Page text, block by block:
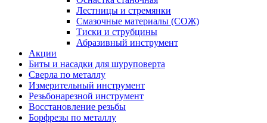
Лестницы и стремянки
Смазочные материалы (СОЖ)
Тиски и струбцины
Абразивный инструмент
Акции
Биты и насадки для шуруповерта
Сверла по металлу
Измерительный инструмент
Резьбонарезной инструмент
Восстановление резьбы
Борфрезы по металлу